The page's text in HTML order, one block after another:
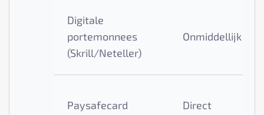
Digitale
portemonnees
(Skrill/Neteller)
Onmiddellijk
Paysafecard Direct